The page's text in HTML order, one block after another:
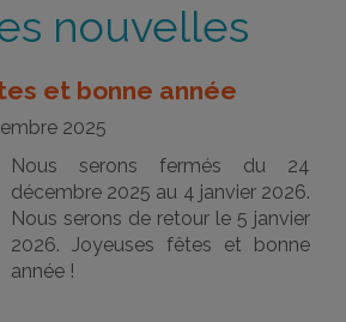
nouvelles
et bonne année
2025
Nous serons fermés du 24
décembre 2025 au 4 janvier 2026.
Nous serons de retour le 5 janvier
2026. Joyeuses fêtes et bonne
année !